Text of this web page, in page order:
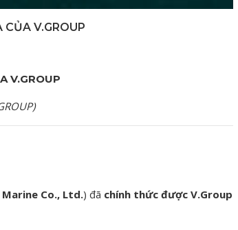
V.GROUP
V.GROUP
Co., Ltd.) đã chính thức được V.Group